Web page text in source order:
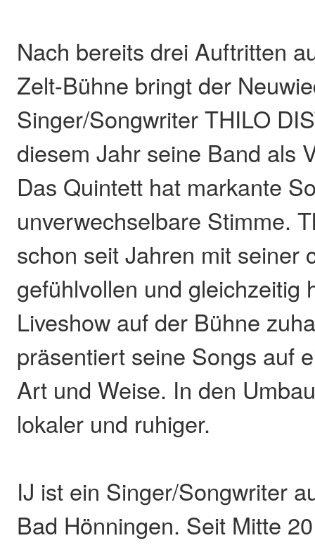
Nach bereits drei Auftritten
Zelt-Bühne bringt der
Singer/Songwriter THILO
diesem Jahr seine Band als
Das Quintett hat markante
unverwechselbare Stimme.
schon seit Jahren mit seiner
gefühlvollen und gleichzeitig
Liveshow auf der Bühne
präsentiert seine Songs auf
Art und Weise. In den
lokaler und ruhiger.
IJ ist ein Singer/Songwriter
Bad Hönningen. Seit Mitte